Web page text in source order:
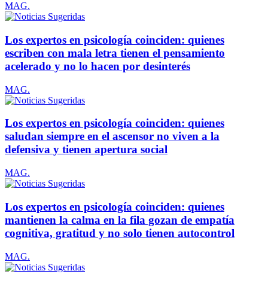
MAG.
Los expertos en psicología coinciden: quienes
escriben con mala letra tienen el pensamiento
acelerado y no lo hacen por desinterés
MAG.
Los expertos en psicología coinciden: quienes
saludan siempre en el ascensor no viven a la
defensiva y tienen apertura social
MAG.
Los expertos en psicología coinciden: quienes
mantienen la calma en la fila gozan de empatía
cognitiva, gratitud y no solo tienen autocontrol
MAG.